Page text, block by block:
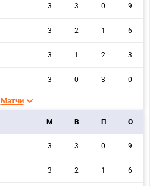
3 3 0 9
3 2 1 6
3 1 2 3
3 0 3 0
Матчи
M В П О
3 3 0 9
3 2 1 6